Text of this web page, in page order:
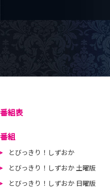
番組表
番組
とびっきり！しずおか
とびっきり！しずおか 土曜版
とびっきり！しずおか 日曜版